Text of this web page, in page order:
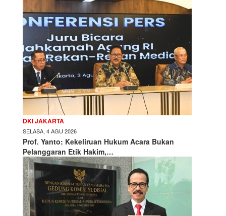
DKI JAKARTA
SELASA, 4 AGU 2026
Prof. Yanto: Kekeliruan Hukum Acara Bukan
Pelanggaran Etik Hakim,…